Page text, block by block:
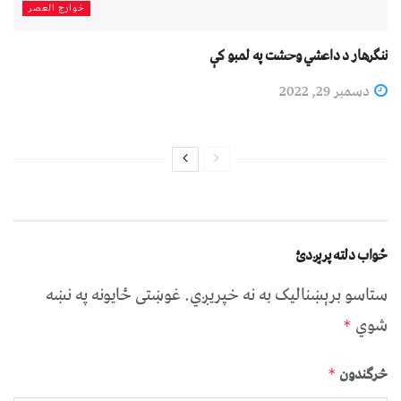
خوارج العصر
ننګرهار د داعشي وحشت په لمبو کې
دسمبر 29, 2022
ځواب دلته پرېږدئ
ستاسو برېښناليک به نه خپريږي.غوښتى ځایونه په نښه
شوي *
څرگندون *